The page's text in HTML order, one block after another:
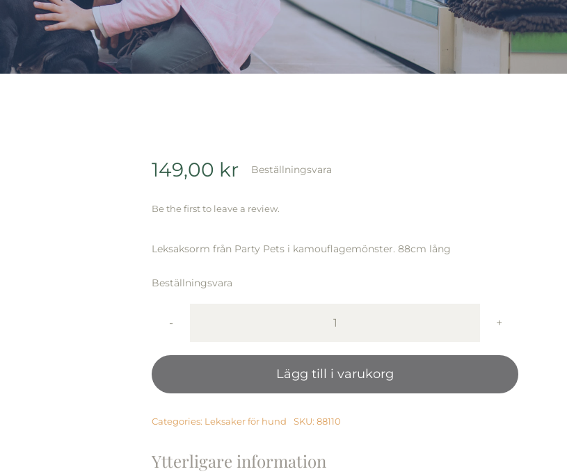
149,00 kr Beställningsvara
Be the first to leave a review.
Leksaksorm från Party Pets i kamouflagemönster. 88cm lång
Beställningsvara
Party
Jungle
Buddy
Snake
mängd
Lägg till i varukorg
Categories: Leksaker för hund SKU: 88110
Ytterligare information